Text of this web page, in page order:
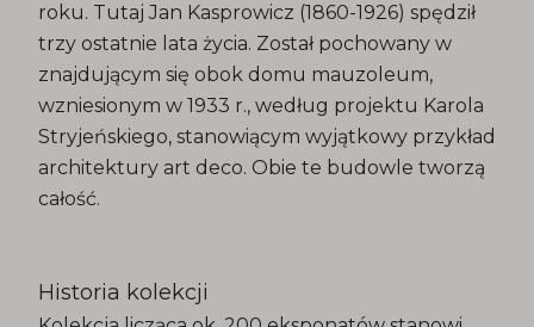
roku. Tutaj Jan Kasprowicz (1860-1926) spędził
trzy ostatnie lata życia. Został pochowany w
znajdującym się obok domu mauzoleum,
wzniesionym w 1933 r., według projektu Karola
Stryjeńskiego, stanowiącym wyjątkowy przykład
architektury art deco. Obie te budowle tworzą
całość.
Historia kolekcji